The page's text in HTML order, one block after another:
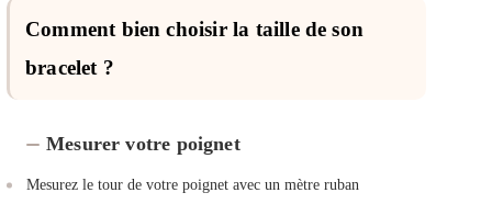
Comment bien choisir la taille de son
bracelet ?
Mesurer votre poignet
Mesurez le tour de votre poignet avec un mètre ruban